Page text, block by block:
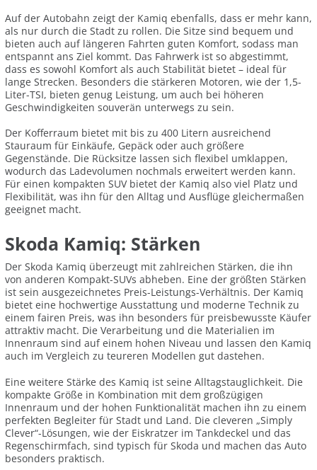
Auf der Autobahn zeigt der Kamiq ebenfalls, dass er mehr kann,
als nur durch die Stadt zu rollen. Die Sitze sind bequem und
bieten auch auf längeren Fahrten guten Komfort, sodass man
entspannt ans Ziel kommt. Das Fahrwerk ist so abgestimmt,
dass es sowohl Komfort als auch Stabilität bietet – ideal für
lange Strecken. Besonders die stärkeren Motoren, wie der 1,5-
Liter-TSI, bieten genug Leistung, um auch bei höheren
Geschwindigkeiten souverän unterwegs zu sein.
Der Kofferraum bietet mit bis zu 400 Litern ausreichend
Stauraum für Einkäufe, Gepäck oder auch größere
Gegenstände. Die Rücksitze lassen sich flexibel umklappen,
wodurch das Ladevolumen nochmals erweitert werden kann.
Für einen kompakten SUV bietet der Kamiq also viel Platz und
Flexibilität, was ihn für den Alltag und Ausflüge gleichermaßen
geeignet macht.
Skoda Kamiq: Stärken
Der Skoda Kamiq überzeugt mit zahlreichen Stärken, die ihn
von anderen Kompakt-SUVs abheben. Eine der größten Stärken
ist sein ausgezeichnetes Preis-Leistungs-Verhältnis. Der Kamiq
bietet eine hochwertige Ausstattung und moderne Technik zu
einem fairen Preis, was ihn besonders für preisbewusste Käufer
attraktiv macht. Die Verarbeitung und die Materialien im
Innenraum sind auf einem hohen Niveau und lassen den Kamiq
auch im Vergleich zu teureren Modellen gut dastehen.
Eine weitere Stärke des Kamiq ist seine Alltagstauglichkeit. Die
kompakte Größe in Kombination mit dem großzügigen
Innenraum und der hohen Funktionalität machen ihn zu einem
perfekten Begleiter für Stadt und Land. Die cleveren „Simply
Clever“-Lösungen, wie der Eiskratzer im Tankdeckel und das
Regenschirmfach, sind typisch für Skoda und machen das Auto
besonders praktisch.